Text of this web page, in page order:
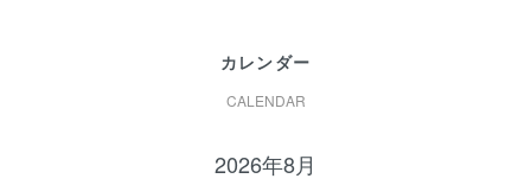
カレンダー
CALENDAR
2026年8月